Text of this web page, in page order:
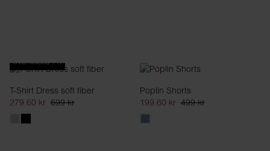
OVERSIZED FIT
T-Shirt Dress soft fiber
279.60 kr 699 kr
Poplin Shorts
199.60 kr 499 kr